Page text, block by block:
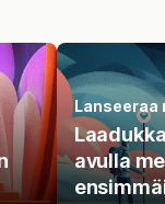
avulla